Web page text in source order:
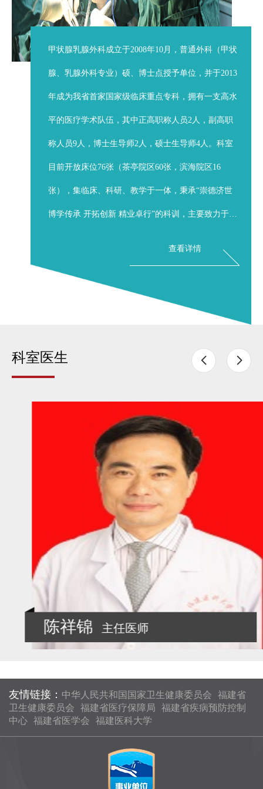
甲状腺乳腺外科成立于2008年10月，普通外科（甲状
腺、乳腺外科专业）硕、博士点授予单位，并于2013
年成为我省首家国家级临床重点专科，拥有一支高水
平的医疗学术队伍，其中正高职称人员2人，副高职
称人员9人，博士生导师2人，硕士生导师4人。科室
目前开放床位76张（茶亭院区60张，滨海院区16
张），集临床、科研、教学于一体，秉承“崇德济世
博学传承 开拓创新 精业卓行”的科训，主要致力于甲
联合开展乳腺肿瘤综合治疗，已成立了福建医科大学
附属第一医院乳腺疾病诊疗中心，开展乳腺癌保乳手
术、前哨淋巴结活检术，提高乳腺癌病人生存质量。
应...
查看详情
科室医生  
陈祥锦 主任医师
友情链接： 中华人民共和国国家卫生健康委员会
福建省
卫生健康委员会
福建省医疗保障局
福建省疾病预防控制
中心 福建省医学会 福建医科大学